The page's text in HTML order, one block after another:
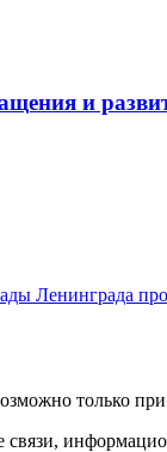
и
Ленинграда
только